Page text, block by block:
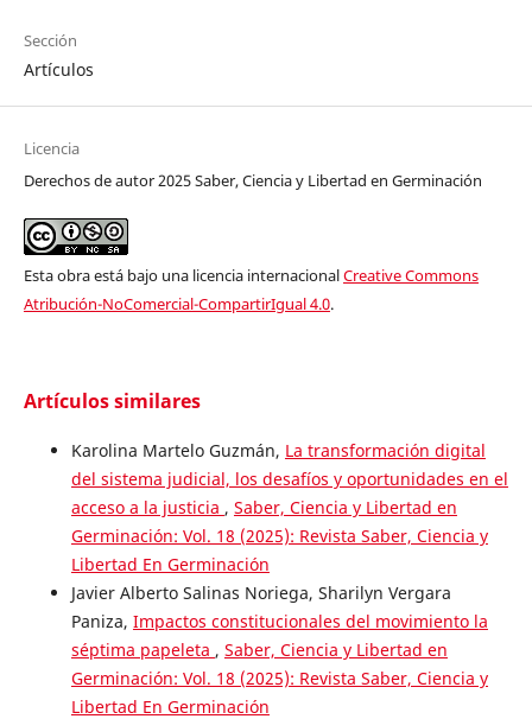
Sección
Artículos
Licencia
Derechos de autor 2025 Saber, Ciencia y Libertad en Germinación
Esta obra está bajo una licencia internacionalCreative Commons
Atribución-NoComercial-CompartirIgual 4.0.
Artículos similares
Karolina Martelo Guzmán, La transformación digital
del sistema judicial, los desafíos y oportunidades en el
acceso a la justicia , Saber, Ciencia y Libertad en
Germinación: Vol. 18 (2025): Revista Saber, Ciencia y
Libertad En Germinación
Javier Alberto Salinas Noriega, Sharilyn Vergara
Paniza, Impactos constitucionales del movimiento la
séptima papeleta , Saber, Ciencia y Libertad en
Germinación: Vol. 18 (2025): Revista Saber, Ciencia y
Libertad En Germinación